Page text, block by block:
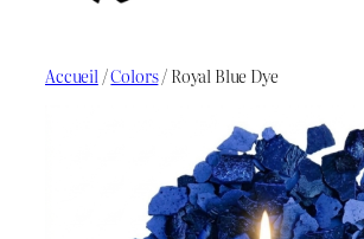
Accueil /Colors/ Royal Blue Dye